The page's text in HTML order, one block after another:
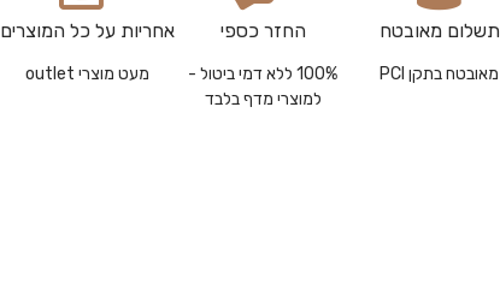
תשלום מאובטח
מאובטח בתקן PCI
החזר כספי
100% ללא דמי ביטול -
למוצרי מדף בלבד
אחריות על כל המוצרים
מעט מוצרי outlet